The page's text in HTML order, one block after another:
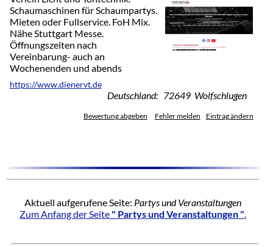
Schaumaschinen für Schaumpartys.
Mieten oder Fullservice. FoH Mix.
Nähe Stuttgart Messe.
Öffnungszeiten nach
Vereinbarung- auch an
Wochenenden und abends
https://www.dienervt.de
Deutschland: 72649 Wolfschlugen
Bewertung abgeben Fehler melden Eintrag ändern
Aktuell aufgerufene Seite: Partys und Veranstaltungen
Zum Anfang der Seite " Partys und Veranstaltungen "